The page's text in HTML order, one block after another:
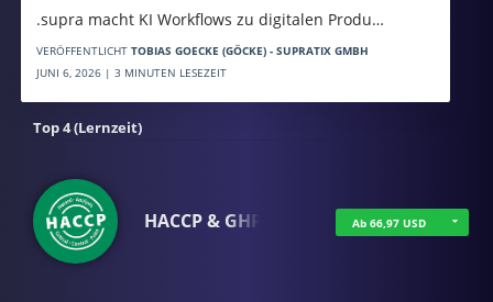
.supra macht KI Workflows zu digitalen Produ…
VERÖFFENTLICHT TOBIAS GOECKE (GÖCKE) - SUPRATIX GMBH
JUNI 6, 2026 | 3 MINUTEN LESEZEIT
Top 4 (Lernzeit)
HACCP & GHP Ab 66,97 USD